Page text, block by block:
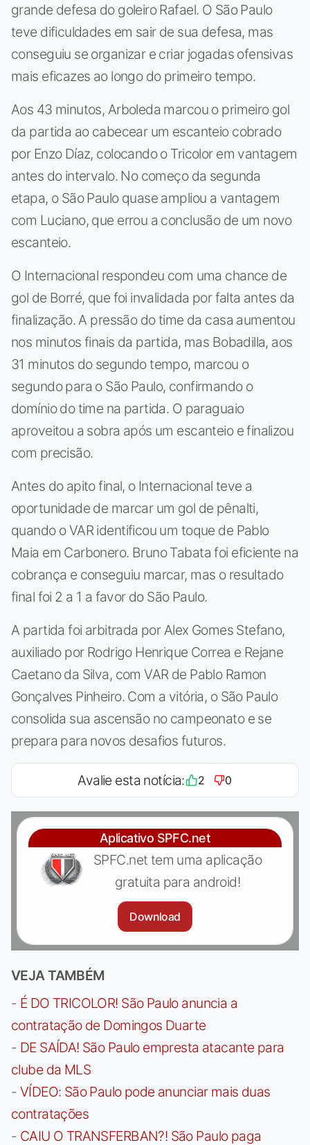
grande defesa do goleiro Rafael. O São Paulo
teve dificuldades em sair de sua defesa, mas
conseguiu se organizar e criar jogadas ofensivas
mais eficazes ao longo do primeiro tempo.
Aos 43 minutos, Arboleda marcou o primeiro gol
da partida ao cabecear um escanteio cobrado
por Enzo Díaz, colocando o Tricolor em vantagem
antes do intervalo. No começo da segunda
etapa, o São Paulo quase ampliou a vantagem
com Luciano, que errou a conclusão de um novo
escanteio.
O Internacional respondeu com uma chance de
gol de Borré, que foi invalidada por falta antes da
finalização. A pressão do time da casa aumentou
nos minutos finais da partida, mas Bobadilla, aos
31 minutos do segundo tempo, marcou o
segundo para o São Paulo, confirmando o
domínio do time na partida. O paraguaio
aproveitou a sobra após um escanteio e finalizou
com precisão.
Antes do apito final, o Internacional teve a
oportunidade de marcar um gol de pênalti,
quando o VAR identificou um toque de Pablo
Maia em Carbonero. Bruno Tabata foi eficiente na
cobrança e conseguiu marcar, mas o resultado
final foi 2 a 1 a favor do São Paulo.
A partida foi arbitrada por Alex Gomes Stefano,
auxiliado por Rodrigo Henrique Correa e Rejane
Caetano da Silva, com VAR de Pablo Ramon
Gonçalves Pinheiro. Com a vitória, o São Paulo
consolida sua ascensão no campeonato e se
prepara para novos desafios futuros.
Avalie esta notícia: 2 0
Aplicativo SPFC.net
SPFC.net tem uma aplicação
gratuita para android!
Download
VEJA TAMBÉM
- É DO TRICOLOR! São Paulo anuncia a
contratação de Domingos Duarte
- DE SAÍDA! São Paulo empresta atacante para
clube da MLS
- VÍDEO: São Paulo pode anunciar mais duas
contratações
- CAIU O TRANSFERBAN?! São Paulo paga